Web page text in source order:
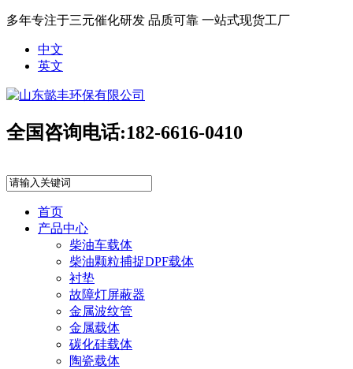
多年专注于三元催化研发 品质可靠 一站式现货工厂
中文
英文
全国咨询电话:182-6616-0410
首页
产品中心
柴油车载体
柴油颗粒捕捉DPF载体
衬垫
故障灯屏蔽器
金属波纹管
金属载体
碳化硅载体
陶瓷载体